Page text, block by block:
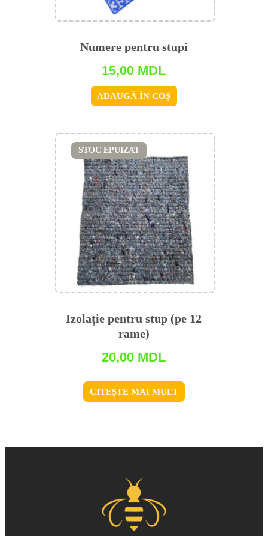
Numere pentru stupi
15,00 MDL
ADAUGĂ ÎN COȘ
Izolație pentru stup (pe 12
rame)
20,00 MDL
CITEȘTE MAI MULT
STOC EPUIZAT